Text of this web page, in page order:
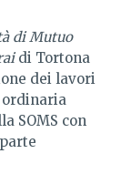
di Mutuo
di Tortona
dei lavori
SOMS con